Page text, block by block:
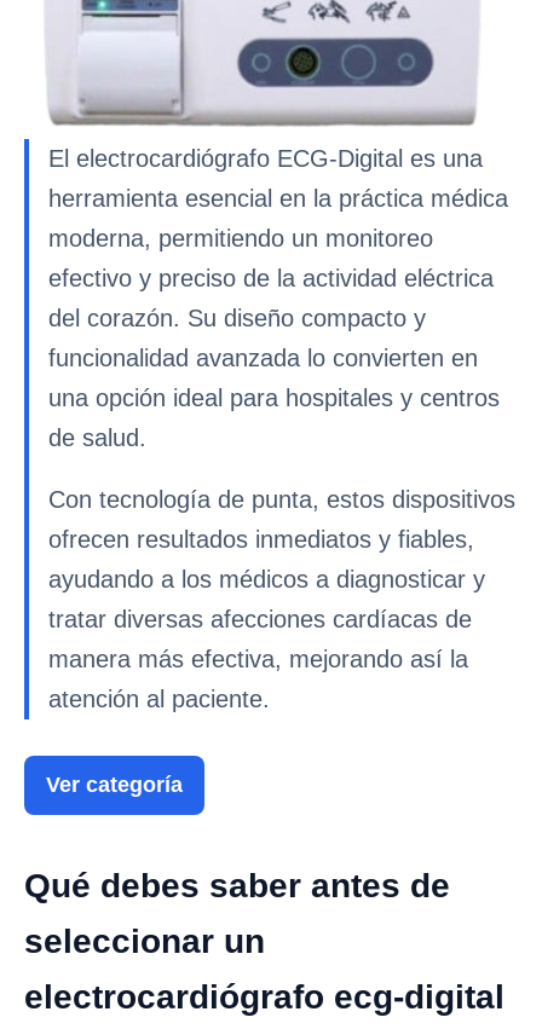
El electrocardiógrafo ECG-Digital es una
herramienta esencial en la práctica médica
moderna, permitiendo un monitoreo
efectivo y preciso de la actividad eléctrica
del corazón. Su diseño compacto y
funcionalidad avanzada lo convierten en
una opción ideal para hospitales y centros
de salud.
Con tecnología de punta, estos dispositivos
ofrecen resultados inmediatos y fiables,
ayudando a los médicos a diagnosticar y
tratar diversas afecciones cardíacas de
manera más efectiva, mejorando así la
atención al paciente.
Ver categoría
Qué debes saber antes de
seleccionar un
electrocardiógrafo ecg-digital